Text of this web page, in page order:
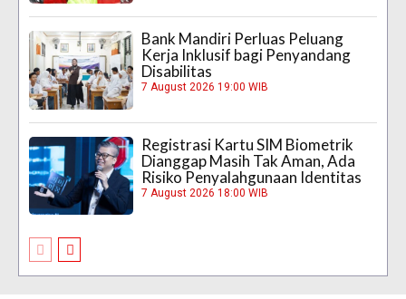
Bank Mandiri Perluas Peluang
Kerja Inklusif bagi Penyandang
Disabilitas
7 August 2026 19:00 WIB
Registrasi Kartu SIM Biometrik
Dianggap Masih Tak Aman, Ada
Risiko Penyalahgunaan Identitas
7 August 2026 18:00 WIB